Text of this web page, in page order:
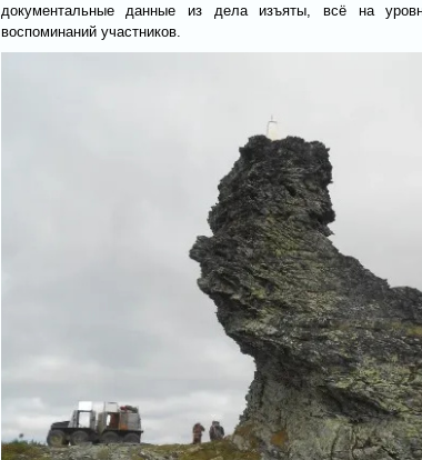
документальные данные из дела изъяты, всё на
воспоминаний участников.